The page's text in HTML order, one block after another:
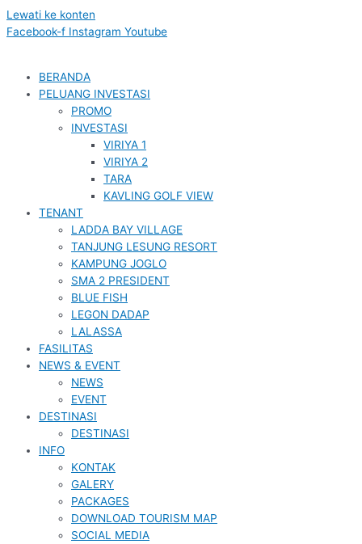
Lewati ke konten
Facebook-f Instagram Youtube
BERANDA
PELUANG INVESTASI
PROMO
INVESTASI
VIRIYA 1
VIRIYA 2
TARA
KAVLING GOLF VIEW
TENANT
LADDA BAY VILLAGE
TANJUNG LESUNG RESORT
KAMPUNG JOGLO
SMA 2 PRESIDENT
BLUE FISH
LEGON DADAP
LALASSA
FASILITAS
NEWS & EVENT
NEWS
EVENT
DESTINASI
DESTINASI
INFO
KONTAK
GALERY
PACKAGES
DOWNLOAD TOURISM MAP
SOCIAL MEDIA